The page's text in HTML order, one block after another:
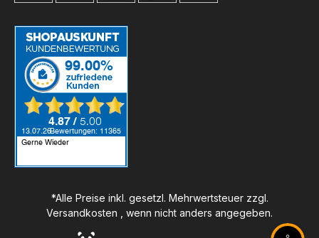
*Alle Preise inkl. gesetzl. Mehrwertsteuer zzgl.
Versandkosten , wenn nicht anders angegeben.